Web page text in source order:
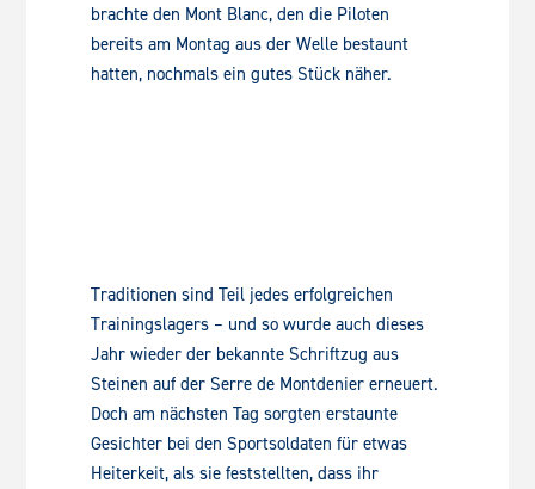
brachte den Mont Blanc, den die Piloten
bereits am Montag aus der Welle bestaunt
hatten, nochmals ein gutes Stück näher.
Traditionen sind Teil jedes erfolgreichen
Trainingslagers – und so wurde auch dieses
Jahr wieder der bekannte Schriftzug aus
Steinen auf der Serre de Montdenier erneuert.
Doch am nächsten Tag sorgten erstaunte
Gesichter bei den Sportsoldaten für etwas
Heiterkeit, als sie feststellten, dass ihr